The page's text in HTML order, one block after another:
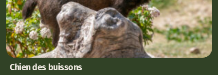
Chien des buissons